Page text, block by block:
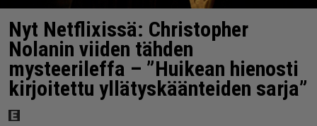
Nyt Netflixissä: Christopher
Nolanin viiden tähden
mysteerileffa – ”Huikean hienosti
kirjoitettu yllätyskäänteiden sarja”